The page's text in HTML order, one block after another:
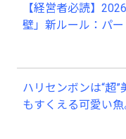
【経営者必読】
壁」新ルール：パー
ハリセンボンは“超
もすくえる可愛い